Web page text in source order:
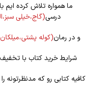
ما همواره تلاش کرده ایم
درسی(گاج،خیلی
و در رمان(کوله
شرایط خرید کتاب با تخفیف
کافیه کتابی رو که